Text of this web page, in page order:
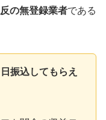
の無登録業者である
振込してもらえ